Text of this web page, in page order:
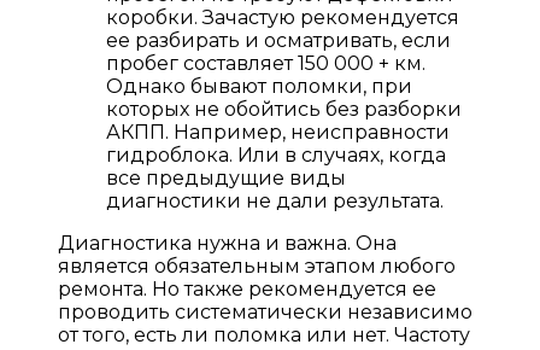
коробки. Зачастую рекомендуется
ее разбирать и осматривать, если
пробег составляет 150 000 + км.
Однако бывают поломки, при
которых не обойтись без разборки
АКПП. Например, неисправности
гидроблока. Или в случаях, когда
все предыдущие виды
диагностики не дали результата.
Диагностика нужна и важна. Она
является обязательным этапом любого
ремонта. Но также рекомендуется ее
проводить систематически независимо
от того, есть ли поломка или нет. Частоту